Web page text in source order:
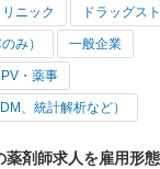
ニック ドラッグス
み） 一般企業
・薬事
、統計解析など）
薬剤師求人を雇用形